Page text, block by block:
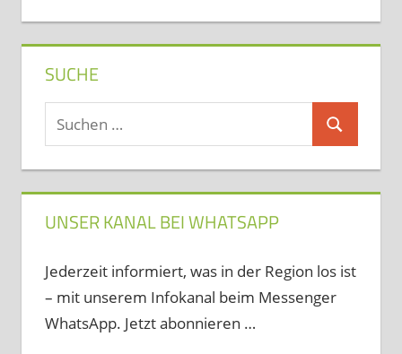
SUCHE
Suchen
nach:
Suchen
UNSER KANAL BEI WHATSAPP
Jederzeit informiert, was in der Region los ist
– mit unserem Infokanal beim Messenger
WhatsApp. Jetzt abonnieren …